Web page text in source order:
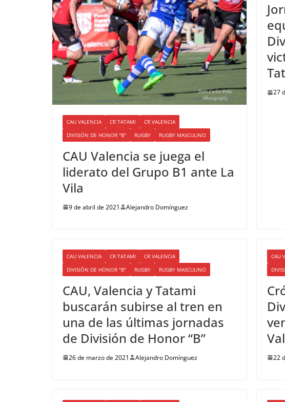
CAU VALENCIA CR TATAMI
CR VALENCIA
DIVISIÓN DE HONOR "B"
RUGBY RUGBY MASCULINO
CAU Valencia se juega el
liderato del Grupo B1 ante La
Vila
9 de abril de 2021 Alejandro Domínguez
27
CAU VALENCIA CR TATAMI
CR VALENCIA
DIVISIÓN DE HONOR "B"
RUGBY RUGBY MASCULINO
CAU, Valencia y Tatami
buscarán subirse al tren en
una de las últimas jornadas
de División de Honor “B”
26 de marzo de 2021 Alejandro Domínguez
CAU
22